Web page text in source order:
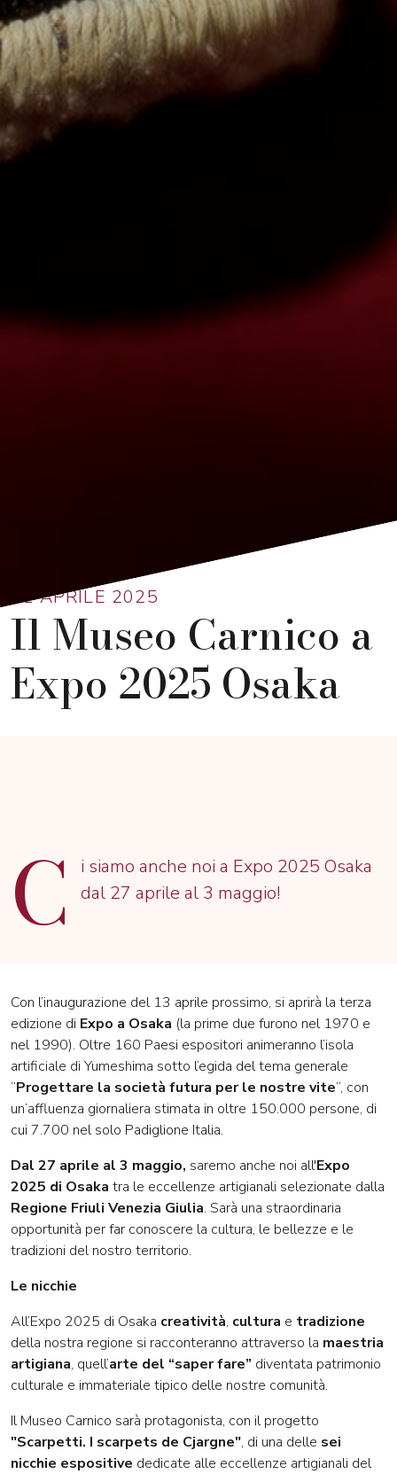
11 APRILE 2025
Il Museo Carnico a
Expo 2025 Osaka
C
i siamo anche noi a Expo 2025 Osaka
dal 27 aprile al 3 maggio!
Con l’inaugurazione del 13 aprile prossimo, si aprirà la terza
edizione di Expo a Osaka (la prime due furono nel 1970 e
nel 1990). Oltre 160 Paesi espositori animeranno l’isola
artificiale di Yumeshima sotto l’egida del tema generale
“Progettare la società futura per le nostre vite”, con
un’affluenza giornaliera stimata in oltre 150.000 persone, di
cui 7.700 nel solo Padiglione Italia.
Dal 27 aprile al 3 maggio, saremo anche noi all'Expo
2025 di Osaka tra le eccellenze artigianali selezionate dalla
Regione Friuli Venezia Giulia. Sarà una straordinaria
opportunità per far conoscere la cultura, le bellezze e le
tradizioni del nostro territorio.
Le nicchie
All’Expo 2025 di Osaka creatività, cultura e tradizione
della nostra regione si racconteranno attraverso la maestria
artigiana, quell’arte del “saper fare” diventata patrimonio
culturale e immateriale tipico delle nostre comunità.
Il Museo Carnico sarà protagonista, con il progetto
"Scarpetti. I scarpets de Cjargne", di una delle sei
nicchie espositive dedicate alle eccellenze artigianali del